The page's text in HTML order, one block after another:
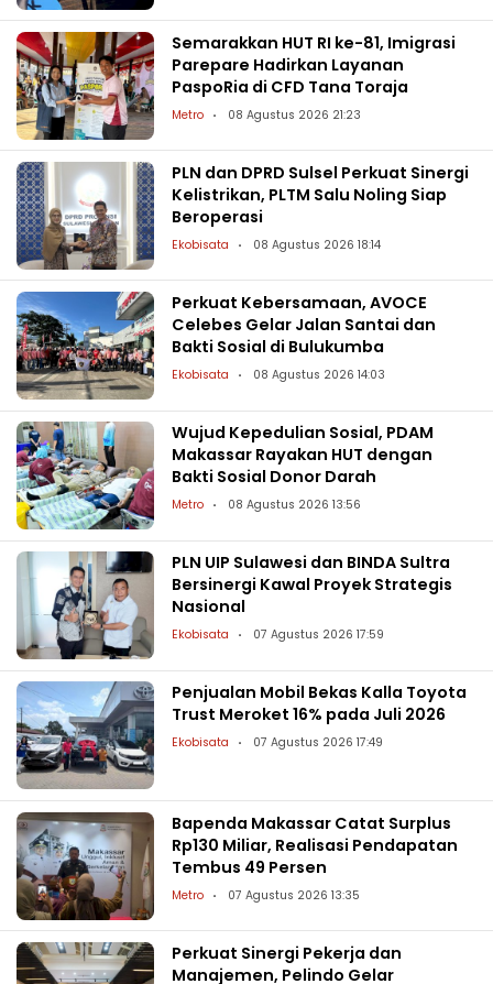
Semarakkan HUT RI ke-81, Imigrasi
Parepare Hadirkan Layanan
PaspoRia di CFD Tana Toraja
Metro 08 Agustus 2026 21:23
PLN dan DPRD Sulsel Perkuat Sinergi
Kelistrikan, PLTM Salu Noling Siap
Beroperasi
Ekobisata 08 Agustus 2026 18:14
Perkuat Kebersamaan, AVOCE
Celebes Gelar Jalan Santai dan
Bakti Sosial di Bulukumba
Ekobisata 08 Agustus 2026 14:03
Wujud Kepedulian Sosial, PDAM
Makassar Rayakan HUT dengan
Bakti Sosial Donor Darah
Metro 08 Agustus 2026 13:56
PLN UIP Sulawesi dan BINDA Sultra
Bersinergi Kawal Proyek Strategis
Nasional
Ekobisata 07 Agustus 2026 17:59
Penjualan Mobil Bekas Kalla Toyota
Trust Meroket 16% pada Juli 2026
Ekobisata 07 Agustus 2026 17:49
Bapenda Makassar Catat Surplus
Rp130 Miliar, Realisasi Pendapatan
Tembus 49 Persen
Metro 07 Agustus 2026 13:35
Perkuat Sinergi Pekerja dan
Manajemen, Pelindo Gelar